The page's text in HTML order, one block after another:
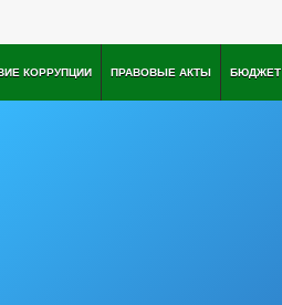
КОРРУПЦИИ ПРАВОВЫЕ АКТЫ БЮДЖЕТ